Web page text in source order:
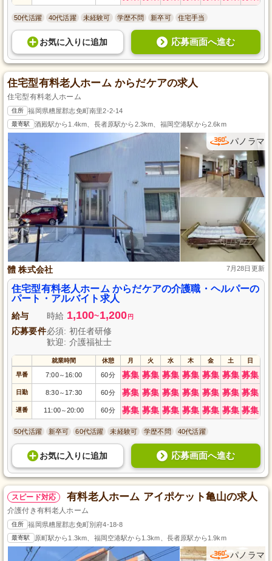
50代活躍 40代活躍 未経験可 学歴不問 新卒可 住宅手当
お気に入り に追加 応募画面へ進む
住宅型有料老人ホーム からだケアの求人
住宅型有料老人ホーム
住所 福岡県糟屋郡志免町南里2-2-14
最寄駅 酒殿駅から1.4km、長者原駅から2.3km、福岡空港駅から2.6km
パノラマ
體 株式会社 7月28日更新
住宅型有料老人ホーム からだケアの介護職・ヘルパーの
パート・アルバイト求人
給与 時給 1,100~1,200 円
応募要件必須: 初任者研修
歓迎: 介護福祉士
就業時間 休憩 月 火 水 木 金 土 日
早番 7:00～ 16:00 60分 募集 募集 募集 募集 募集 募集 募集
日勤 8:30～ 17:30 60分 募集 募集 募集 募集 募集 募集 募集
遅番 11:00～20:00 60分 募集 募集 募集 募集 募集 募集 募集
50代活躍 新卒可 60代活躍 未経験可 学歴不問 40代活躍
お気に入り に追加 応募画面へ進む
スピード対応 有料老人ホーム アイポケット亀山の求人
介護付き有料老人ホーム
住所 福岡県糟屋郡志免町別府4-18-8
最寄駅 原町駅から1.3km、福岡空港駅から1.3km、長者原駅から1.9km
パノラマ